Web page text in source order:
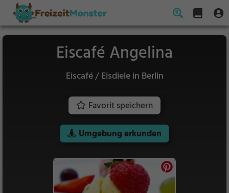
Eiscafé Angelina
Eiscafé / Eisdiele in Berlin
Favorit speichern
Umgebung erkunden